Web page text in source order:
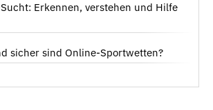
Erkennen, verstehen und Hilfe
sicher sind Online-Sportwetten?